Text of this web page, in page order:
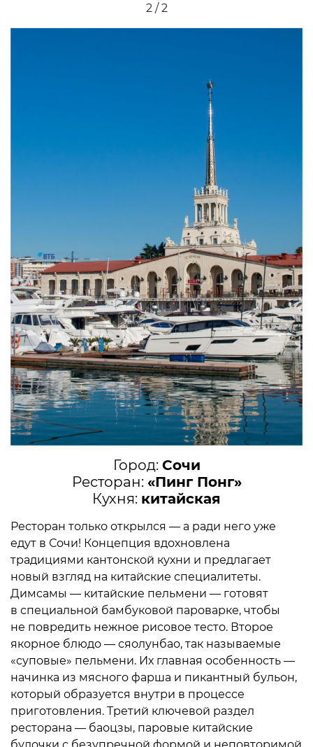
2 / 2
Город: Сочи
Ресторан: «Пинг Понг»
Кухня: китайская
Ресторан только открылся — а ради него уже
едут в Сочи! Концепция вдохновлена
традициями кантонской кухни и предлагает
новый взгляд на китайские специалитеты.
Димсамы — китайские пельмени — готовят
в специальной бамбуковой пароварке, чтобы
не повредить нежное рисовое тесто. Второе
якорное блюдо — сяолунбао, так называемые
«суповые» пельмени. Их главная особенность —
начинка из мясного фарша и пикантный бульон,
который образуется внутри в процессе
приготовления. Третий ключевой раздел
ресторана — баоцзы, паровые китайские